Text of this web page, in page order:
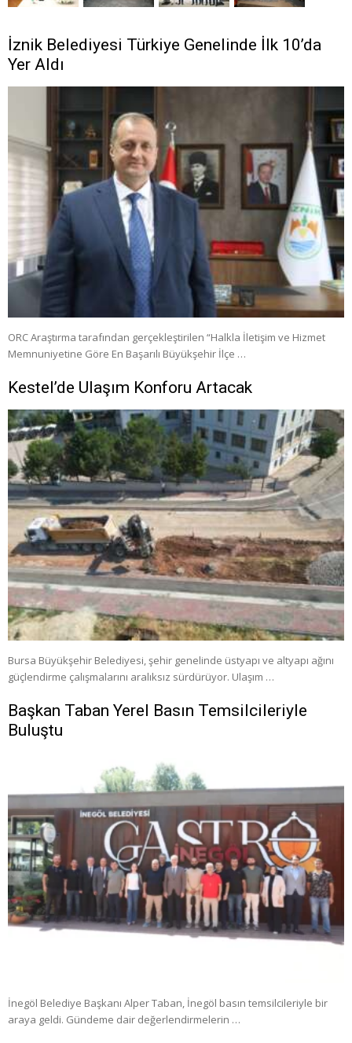
İznik Belediyesi Türkiye Genelinde İlk 10’da
Yer Aldı
ORC Araştırma tarafından gerçekleştirilen “Halkla İletişim ve Hizmet
Memnuniyetine Göre En Başarılı Büyükşehir İlçe …
Kestel’de Ulaşım Konforu Artacak
Bursa Büyükşehir Belediyesi, şehir genelinde üstyapı ve altyapı ağını
güçlendirme çalışmalarını aralıksız sürdürüyor. Ulaşım …
Başkan Taban Yerel Basın Temsilcileriyle
Buluştu
İnegöl Belediye Başkanı Alper Taban, İnegöl basın temsilcileriyle bir
araya geldi. Gündeme dair değerlendirmelerin …